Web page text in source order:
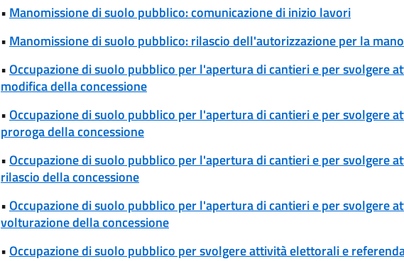
• Manomissione di suolo pubblico: comunicazione di inizio lavori
• Manomissione di suolo pubblico: rilascio dell'autorizzazione per la
•Occupazione di suolo pubblico per l'apertura di cantieri e per svolgere
modifica della concessione
•Occupazione di suolo pubblico per l'apertura di cantieri e per svolgere
proroga della concessione
•Occupazione di suolo pubblico per l'apertura di cantieri e per svolgere
rilascio della concessione
•Occupazione di suolo pubblico per l'apertura di cantieri e per svolgere
volturazione della concessione
•Occupazione di suolo pubblico per svolgere attività elettorali e